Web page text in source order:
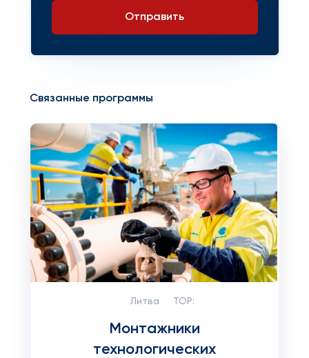
Отправить
Связанные программы
Литва TOP:
Монтажники
технологических